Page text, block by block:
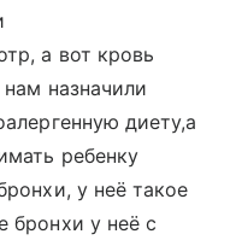
а вот кровь
назначили
диету,а
ребенку
у неё такое
бронхи у неё с